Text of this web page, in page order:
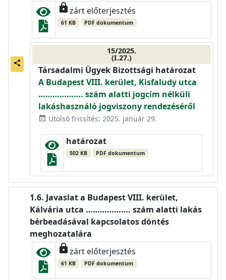
share
lockzárt előterjesztés
61 KB PDF dokumentum
15/2025.
(I.27.)
Társadalmi Ügyek Bizottsági határozat
A Budapest VIII. kerület, Kisfaludy utca
………………. szám alatti jogcím nélküli
lakáshasználó jogviszony rendezéséről
event_available Utolsó frissítés: 2025. január 29.
határozat
502 KB PDF dokumentum
Javaslat a Budapest VIII. kerület,
Kálvária utca ………………. szám alatti lakás
bérbeadásával kapcsolatos döntés
meghozatalára
lockzárt előterjesztés
61 KB PDF dokumentum